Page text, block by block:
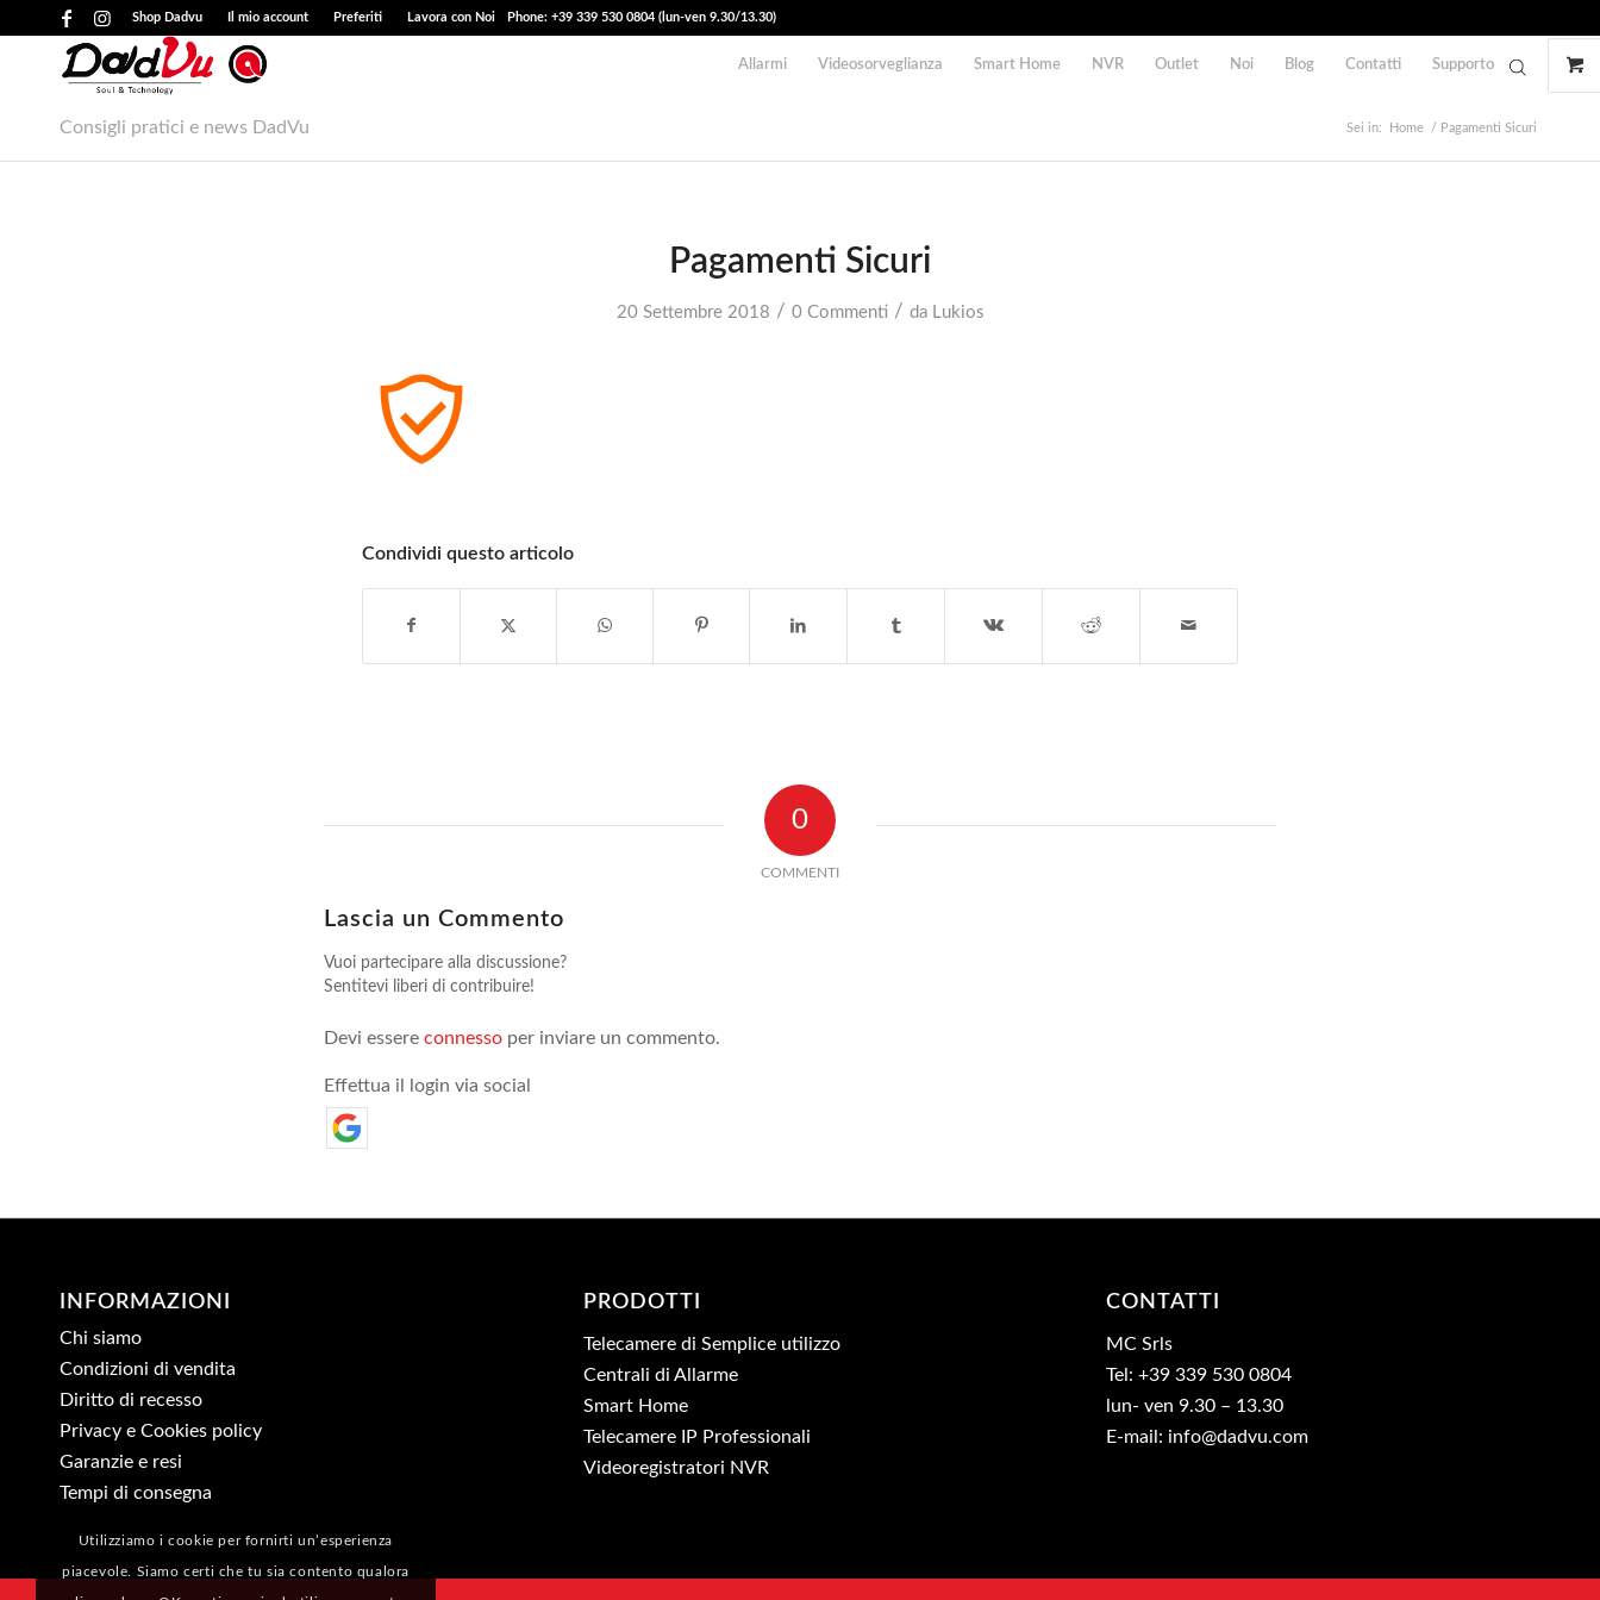
Shop Dadvu Il mio account Preferiti Lavora con Noi Phone: +39 339 530 0804 (lun-ven 9.30/13.30)
Allarmi Videosorveglianza Smart Home NVR Outlet Noi Blog Contatti Supporto
Consigli pratici e news DadVu Sei in: Home / Pagamenti Sicuri
Pagamenti Sicuri
20 Settembre 2018 / 0 Commenti / da Lukios
Condividi questo articolo
0
COMMENTI
Lascia un Commento
Vuoi partecipare alla discussione?
Sentitevi liberi di contribuire!
Devi essere connesso per inviare un commento.
Effettua il login via social
INFORMAZIONI
Chi siamo
Condizioni di vendita
Diritto di recesso
Privacy e Cookies policy
Garanzie e resi
Tempi di consegna
PRODOTTI
Telecamere di Semplice utilizzo
Centrali di Allarme
Smart Home
Telecamere IP Professionali
Videoregistratori NVR
CONTATTI
MC Srls
Tel: +39 339 530 0804
lun- ven 9.30 – 13.30
E-mail: info@dadvu.com
Utilizziamo i cookie per fornirti un’esperienza
piacevole. Siamo certi che tu sia contento qualora